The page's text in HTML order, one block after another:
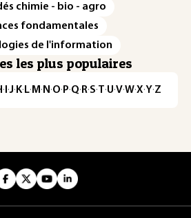
chimie - bio - agro
fondamentales
de l'information
les plus populaires
· ·J· K· L· M · N ·O· P·Q· R·S·T·U·V·W·X·Y·Z